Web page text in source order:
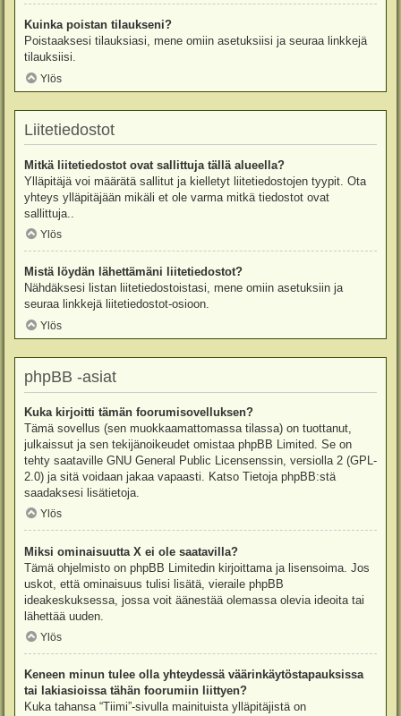
Kuinka poistan tilaukseni?
Poistaaksesi tilauksiasi, mene omiin asetuksiisi ja seuraa linkkejä
tilauksiisi.
Ylös
Liitetiedostot
Mitkä liitetiedostot ovat sallittuja tällä alueella?
Ylläpitäjä voi määrätä sallitut ja kielletyt liitetiedostojen tyypit. Ota
yhteys ylläpitäjään mikäli et ole varma mitkä tiedostot ovat
sallittuja..
Ylös
Mistä löydän lähettämäni liitetiedostot?
Nähdäksesi listan liitetiedostoistasi, mene omiin asetuksiin ja
seuraa linkkejä liitetiedostot-osioon.
Ylös
phpBB -asiat
Kuka kirjoitti tämän foorumisovelluksen?
Tämä sovellus (sen muokkaamattomassa tilassa) on tuottanut,
julkaissut ja sen tekijänoikeudet omistaa phpBB Limited . Se on
tehty saataville GNU General Public Licensenssin, versiolla 2 (GPL-
2.0) ja sitä voidaan jakaa vapaasti. Katso Tietoja phpBB:stä
saadaksesi lisätietoja.
Ylös
Miksi ominaisuutta X ei ole saatavilla?
Tämä ohjelmisto on phpBB Limitedin kirjoittama ja lisensoima. Jos
uskot, että ominaisuus tulisi lisätä, vieraile phpBB
ideakeskuksessa , jossa voit äänestää olemassa olevia ideoita tai
lähettää uuden.
Ylös
Keneen minun tulee olla yhteydessä väärinkäytöstapauksissa
tai lakiasioissa tähän foorumiin liittyen?
Kuka tahansa “Tiimi”-sivulla mainituista ylläpitäjistä on